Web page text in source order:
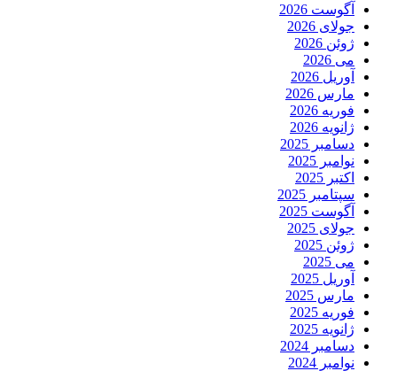
آگوست 2026
جولای 2026
ژوئن 2026
می 2026
آوریل 2026
مارس 2026
فوریه 2026
ژانویه 2026
دسامبر 2025
نوامبر 2025
اکتبر 2025
سپتامبر 2025
آگوست 2025
جولای 2025
ژوئن 2025
می 2025
آوریل 2025
مارس 2025
فوریه 2025
ژانویه 2025
دسامبر 2024
نوامبر 2024